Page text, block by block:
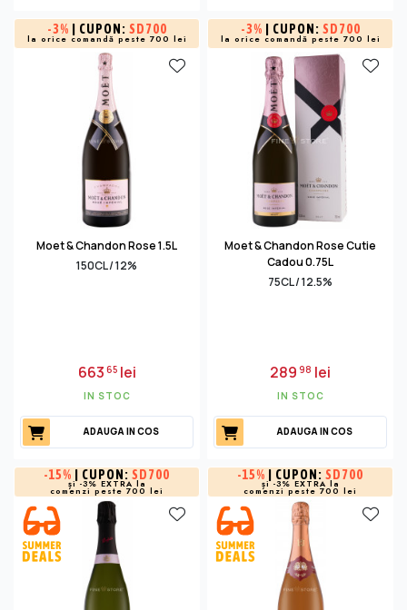
-3% | CUPON: SD700
la orice comandă peste 700 lei
Moet & Chandon Rose 1.5L
150CL / 12%
66365lei
IN STOC
ADAUGA IN COS
-3% | CUPON: SD700
la orice comandă peste 700 lei
Moet & Chandon Rose Cutie
Cadou 0.75L
75CL / 12.5%
28998 lei
IN STOC
ADAUGA IN COS
-15% | CUPON: SD700
și -3% EXTRA la
comenzi peste 700 lei
-15% | CUPON: SD700
și -3% EXTRA la
comenzi peste 700 lei